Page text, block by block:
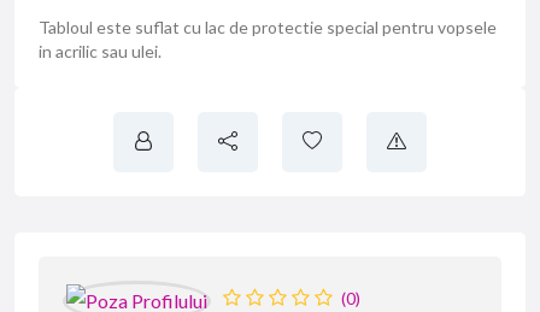
Tabloul este suflat cu lac de protectie special pentru vopsele
in acrilic sau ulei.
(0)